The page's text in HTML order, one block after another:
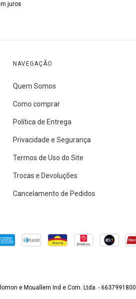
juros
NAVEGAÇÃO
Quem Somos
Como comprar
Política de Entrega
Privacidade e Segurança
Termos de Uso do Site
Trocas e Devoluções
Cancelamento de Pedidos
e Mouallem Ind e Com. Ltda. -